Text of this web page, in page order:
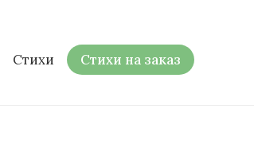
Стихи Стихи на заказ